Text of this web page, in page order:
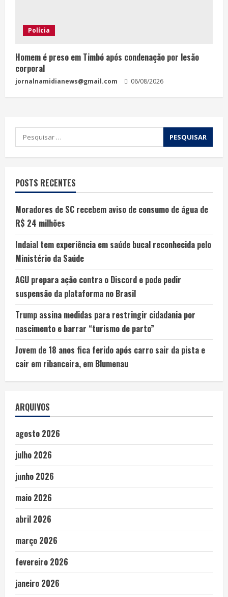
Polícia
Homem é preso em Timbó após condenação por lesão
corporal
jornalnamidianews@gmail.com 06/08/2026
POSTS RECENTES
Moradores de SC recebem aviso de consumo de água de
R$ 24 milhões
Indaial tem experiência em saúde bucal reconhecida pelo
Ministério da Saúde
AGU prepara ação contra o Discord e pode pedir
suspensão da plataforma no Brasil
Trump assina medidas para restringir cidadania por
nascimento e barrar “turismo de parto”
Jovem de 18 anos fica ferido após carro sair da pista e
cair em ribanceira, em Blumenau
ARQUIVOS
agosto 2026
julho 2026
junho 2026
maio 2026
abril 2026
março 2026
fevereiro 2026
janeiro 2026